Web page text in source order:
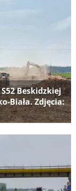
Beskidzkiej
Biała. Zdjęcia: